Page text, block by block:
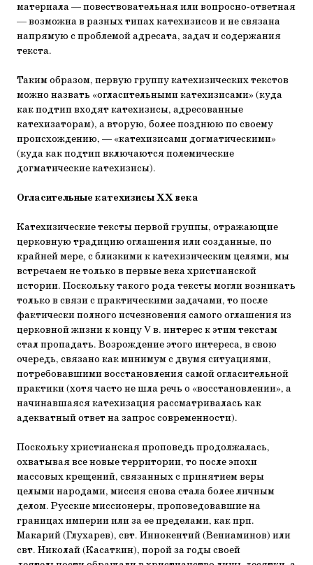
материала — повествовательная или вопросно-ответная
— возможна в разных типах катехизисов и не связана
напрямую с проблемой адресата, задач и содержания
текста.
Таким образом, первую группу катехизических текстов
можно назвать «огласительными катехизисами» (куда
как подтип входят катехизисы, адресованные
катехизаторам), а вторую, более позднюю по своему
происхождению, — «катехизисами догматическими»
(куда как подтип включаются полемические
догматические катехизисы).
Огласительные катехизисы ХХ века
Катехизические тексты первой группы, отражающие
церковную традицию оглашения или созданные, по
крайней мере, с близкими к катехизическим целями, мы
встречаем не только в первые века христианской
истории. Поскольку такого рода тексты могли возникать
только в связи с практическими задачами, то после
фактически полного исчезновения самого оглашения из
церковной жизни к концу V в. интерес к этим текстам
стал пропадать. Возрождение этого интереса, в свою
очередь, связано как минимум с двумя ситуациями,
потребовавшими восстановления самой огласительной
практики (хотя часто не шла речь о «восстановлении», а
начинавшаяся катехизация рассматривалась как
адекватный ответ на запрос современности).
Поскольку христианская проповедь продолжалась,
охватывая все новые территории, то после эпохи
массовых крещений, связанных с принятием веры
целыми народами, миссия снова стала более личным
делом. Русские миссионеры, проповедовавшие на
границах империи или за ее пределами, как прп.
Макарий (Глухарев), свт. Иннокентий (Вениаминов) или
свт. Николай (Касаткин), порой за годы своей